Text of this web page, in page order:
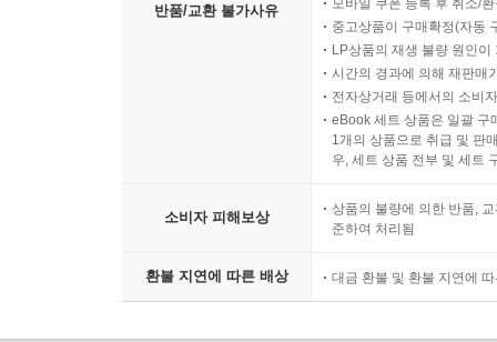
반품/교환 불가사유
모바일 쿠폰 등록 후 취소/
중고상품이 구매확정(자동
LP상품의 재생 불량 원인
시간의 경과에 의해 재판매
전자상거래 등에서의 소비
eBook 세트 상품은 일괄 구
1개의 상품으로 취급 및 판
우, 세트 상품 전부 및 세트
소비자 피해보상
상품의 불량에 의한 반품,
준하여 처리됨
환불 지연에 따른 배상 대금 환불 및 환불 지연에